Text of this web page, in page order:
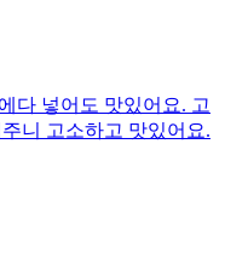
다 넣어도 맛있어요. 고
니 고소하고 맛있어요.